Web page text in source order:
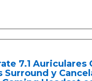
7.1 Auriculares
Surround y